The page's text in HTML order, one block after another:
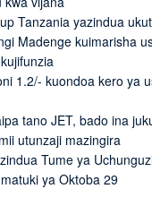
Tanzania yazindua
Madenge kuimarisha
1.2/- kuondoa kero ya
tano JET, bado ina
utunzaji mazingira
Tume ya
ya Oktoba 29